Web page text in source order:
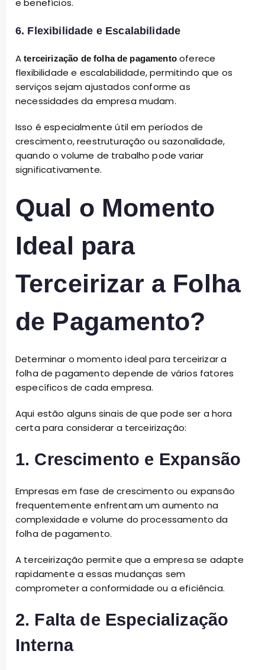
e benefícios.
6. Flexibilidade e Escalabilidade
Aterceirização de folha de pagamentooferece
flexibilidade e escalabilidade, permitindo que os
serviços sejam ajustados conforme as
necessidades da empresa mudam.
Isso é especialmente útil em períodos de
crescimento, reestruturação ou sazonalidade,
quando o volume de trabalho pode variar
significativamente.
Qual o Momento
Ideal para
Terceirizar a Folha
de Pagamento?
Determinar o momento ideal para terceirizar a
folha de pagamento depende de vários fatores
específicos de cada empresa.
Aqui estão alguns sinais de que pode ser a hora
certa para considerar a terceirização:
1. Crescimento e Expansão
Empresas em fase de crescimento ou expansão
frequentemente enfrentam um aumento na
complexidade e volume do processamento da
folha de pagamento.
A terceirização permite que a empresa se adapte
rapidamente a essas mudanças sem
comprometer a conformidade ou a eficiência.
2. Falta de Especialização
Interna